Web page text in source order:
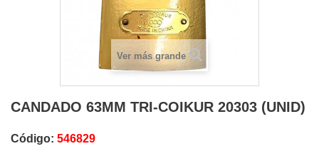
Ver más grande
CANDADO 63MM TRI-COIKUR 20303 (UNID)
Código: 546829